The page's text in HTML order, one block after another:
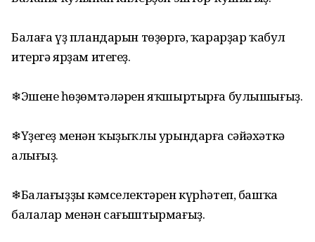
Балаға үҙ пландарын төҙөргә, ҡарарҙар ҡабул
итергә ярҙам итегеҙ.
❄Эшенең һөҙөмтәләрен яҡшыртырға булышығыҙ.
❄Үҙегеҙ менән ҡыҙыҡлы урындарға сәйәхәткә
алығыҙ.
❄Балағыҙҙың кәмселектәрен күрһәтеп, башҡа
балалар менән сағыштырмағыҙ.